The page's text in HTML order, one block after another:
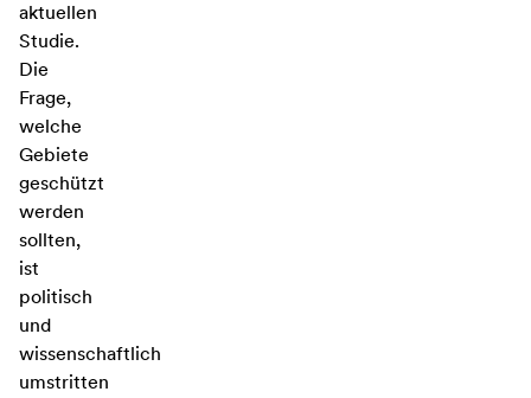
aktuellen
Studie.
Die
Frage,
welche
Gebiete
geschützt
werden
sollten,
ist
politisch
und
wissenschaftlich
umstritten